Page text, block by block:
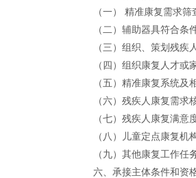
（一） 精准康复需求
（二）辅助器具符合
（三）组织、策划残
（四）组织康复人才或
（五）精准康复系统及
（六）残疾人康复需
（七）残疾人康复满意
（八）儿童定点康复
（九）其他康复工作任
六、承接主体条件和资